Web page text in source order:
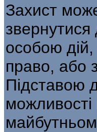
Захист
особою
право, або
Підставою